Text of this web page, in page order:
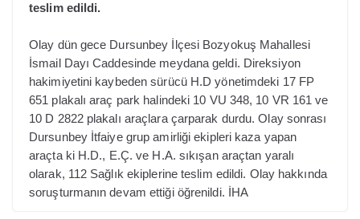
teslim edildi.
Olay dün gece Dursunbey İlçesi Bozyokuş Mahallesi
İsmail Dayı Caddesinde meydana geldi. Direksiyon
hakimiyetini kaybeden sürücü H.D yönetimdeki 17 FP
651 plakalı araç park halindeki 10 VU 348, 10 VR 161 ve
10 D 2822 plakalı araçlara çarparak durdu. Olay sonrası
Dursunbey İtfaiye grup amirliği ekipleri kaza yapan
araçta ki H.D., E.Ç. ve H.A. sıkışan araçtan yaralı
olarak, 112 Sağlık ekiplerine teslim edildi. Olay hakkında
soruşturmanın devam ettiği öğrenildi. İHA